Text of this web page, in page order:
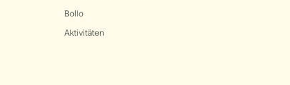
Bollo
Aktivitäten